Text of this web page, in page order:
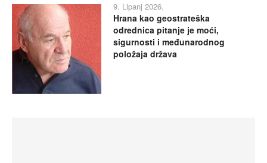
9. Lipanj 2026.
Hrana kao geostrateška
odrednica pitanje je moći,
sigurnosti i međunarodnog
položaja država